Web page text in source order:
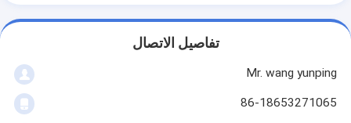
تفاصيل الاتصال
Mr. wang yunping
86-18653271065